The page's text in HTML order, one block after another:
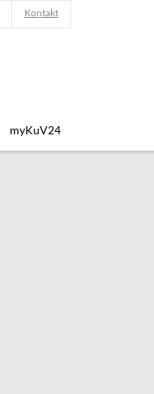
Kontakt
myKuV24